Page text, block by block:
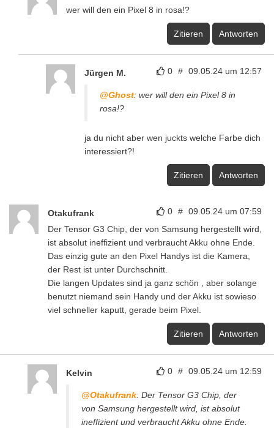
wer will den ein Pixel 8 in rosa!?
Zitieren Antworten
0 # 09.05.24 um 12:57
Jürgen M.
@Ghost: wer will den ein Pixel 8 in
rosa!?
ja du nicht aber wen juckts welche Farbe dich
interessiert?!
Zitieren Antworten
0 # 09.05.24 um 07:59
Otakufrank
Der Tensor G3 Chip, der von Samsung hergestellt wird,
ist absolut ineffizient und verbraucht Akku ohne Ende.
Das einzig gute an den Pixel Handys ist die Kamera,
der Rest ist unter Durchschnitt.
Die langen Updates sind ja ganz schön , aber solange
benutzt niemand sein Handy und der Akku ist sowieso
viel schneller kaputt, gerade beim Pixel.
Zitieren Antworten
0 # 09.05.24 um 12:59
Kelvin
@Otakufrank: Der Tensor G3 Chip, der
von Samsung hergestellt wird, ist absolut
ineffizient und verbraucht Akku ohne Ende.